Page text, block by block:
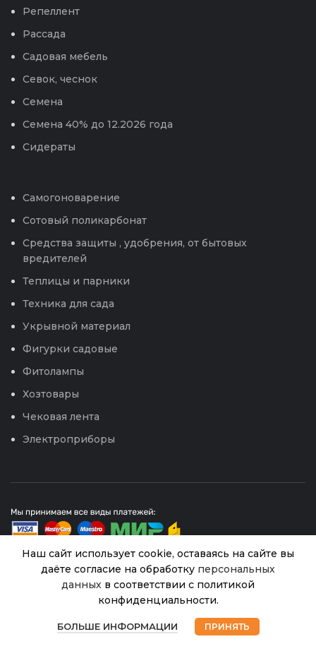
Репеллент
Рассада
Садовая мебель
Севок, чеснок
Семена
Семена 40% до 12.2026 года
Сидераты
Самогоноварение
Сотовый поликарбонат
Средства защиты , удобрения, от бытовых
вредителей
Теплицы и парники
Техника для сада
Укрывной материал
Фигурки садовые
Фитолампы
Хозтовары
Чековая лента
Электроприборы
Интернет магазин Успех. ИП Хрипунов Сергей
Александрович
ИНН 420800180243 / ОГРНИП 304420530300327
Все права защищены. Персональные данные.
Наш сайт использует cookie, оставаясь на сайте вы
даёте согласие на обработку персональных
данных в соответствии с политикой
конфиденциальности.
БОЛЬШЕ ИНФОРМАЦИИ ПРИНЯТЬ
нектар40.00 ₽
наличии
Магазин Избранное Корзина Мой аккаунт